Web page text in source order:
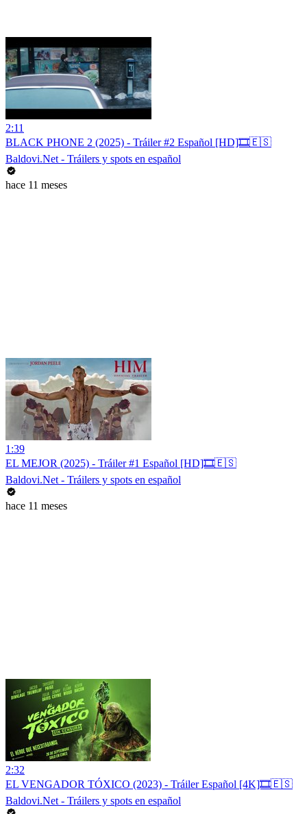
2:11
BLACK PHONE 2 (2025) - Tráiler #2 Español [HD]🎞️🇪🇸
Baldovi.Net - Tráilers y spots en español
hace 11 meses
1:39
EL MEJOR (2025) - Tráiler #1 Español [HD]🎞️🇪🇸
Baldovi.Net - Tráilers y spots en español
hace 11 meses
2:32
EL VENGADOR TÓXICO (2023) - Tráiler Español [4K]🎞️🇪🇸
Baldovi.Net - Tráilers y spots en español